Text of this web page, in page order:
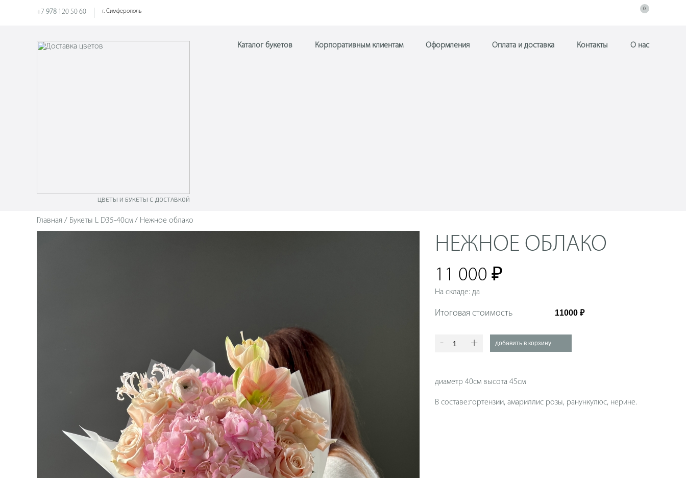
+7 978 120 50 60 г. Симферополь 0
ЦВЕТЫ И БУКЕТЫ С ДОСТАВКОЙ
Каталог букетов Корпоративным клиентам Оформления Оплата и доставка Контакты О нас
Главная / Букеты L D35-40см / Нежное облако
НЕЖНОЕ ОБЛАКО
11 000 ₽
На складе: да
Итоговая стоимость
- +
диаметр 40см высота 45см
В составе:гортензии, амариллис розы, ранункулюс, нерине.